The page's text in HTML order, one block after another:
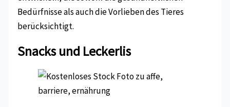
Bedürfnisse als auch die Vorlieben des Tieres
berücksichtigt.
Snacks und Leckerlis